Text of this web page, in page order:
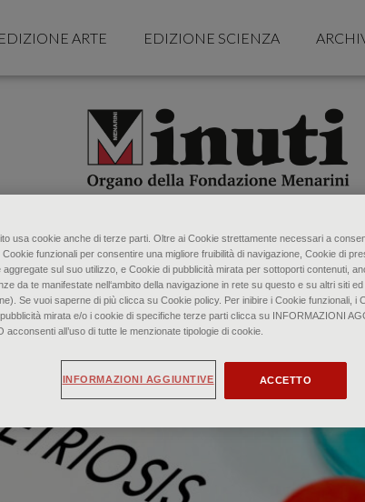
EDIZIONE ARTE EDIZIONE SCIENZA
usa cookie anche di terze parti. Oltre ai Cookie strettamente necessari a
Cookie funzionali per consentire una migliore fruibilità di navigazione, Cookie di
aggregate sul suo utilizzo, e Cookie di pubblicità mirata per sottoporti contenuti,
da te manifestate nell‘ambito della navigazione in rete su questo e su altri siti
Se vuoi saperne di più clicca su Cookie policy. Per inibire i Cookie funzionali, i
mirata e/o i cookie di specifiche terze parti clicca su INFORMAZIONI
acconsenti all’uso di tutte le menzionate tipologie di cookie.
ACCETTO
INFORMAZIONI AGGIUNTIVE